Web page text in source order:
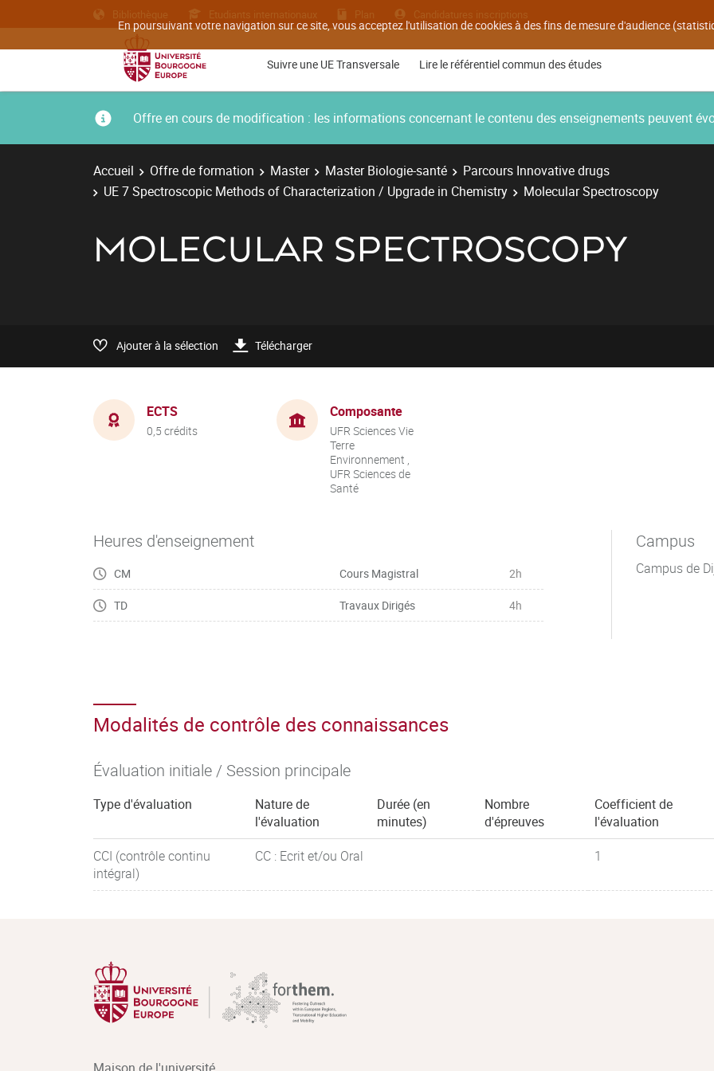
En poursuivant votre navigation sur ce site, vous acceptez l'utilisation de cookies à des fins de mesure d'audience
Bibliothèque Etudiants internationaux Plan Candidatures inscriptions
Suivre une UE Transversale Lire le référentiel commun des études
Offre en cours de modification : les informations concernant le contenu des enseignements peuvent
Accueil Offre de formation Master Master Biologie-santé
Parcours Innovative drugs
UE 7 Spectroscopic Methods of Characterization / Upgrade in Chemistry
Molecular Spectroscopy
MOLECULAR SPECTROSCOPY
Ajouter à la sélection Télécharger
ECTS
0,5 crédits
Composante
UFR Sciences Vie
Terre
Environnement ,
UFR Sciences de
Santé
Heures d'enseignement
CM Cours Magistral 2h
TD Travaux Dirigés 4h
Campus
Campus de
Modalités de contrôle des connaissances
Évaluation initiale / Session principale
Type d'évaluation
Nature de
l'évaluation
Durée (en
minutes)
Nombre
d'épreuves
Coefficient de
l'évaluation
CCI (contrôle continu
intégral)
CC : Ecrit et/ou Oral 1